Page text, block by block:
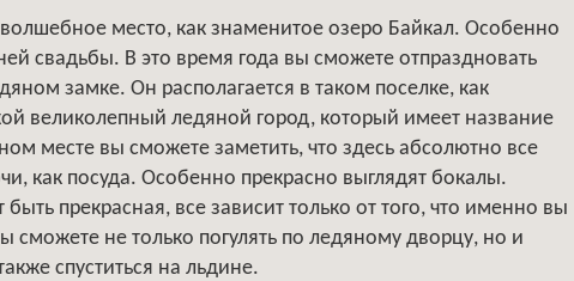
место, как знаменитое озеро Байкал. Особенно
свадьбы. В это время года вы сможете отпраздновать
замке. Он располагается в таком поселке, как
великолепный ледяной город, который имеет название
месте вы сможете заметить, что здесь абсолютно все
как посуда. Особенно прекрасно выглядят бокалы.
прекрасная, все зависит только от того, что именно вы
сможете не только погулять по ледяному дворцу, но и
спуститься на льдине.